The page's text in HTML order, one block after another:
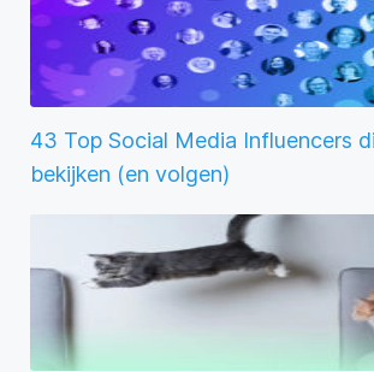
43 Top Social Media Influencers
bekijken (en volgen)